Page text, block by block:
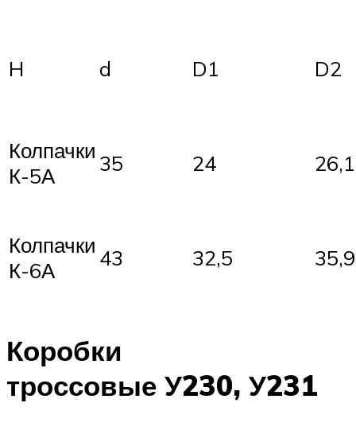
H d D1 D2
Колпачки
К-5А
35 24 26,1
Колпачки
К-6А
43 32,5 35,9
Коробки
троссовые У230, У231